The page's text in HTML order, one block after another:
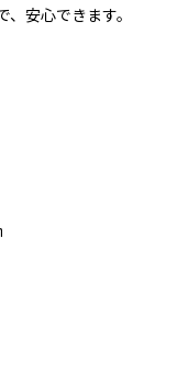
安心できます。